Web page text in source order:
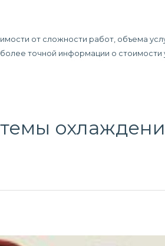
от сложности работ, объема
точной информации о стоимости